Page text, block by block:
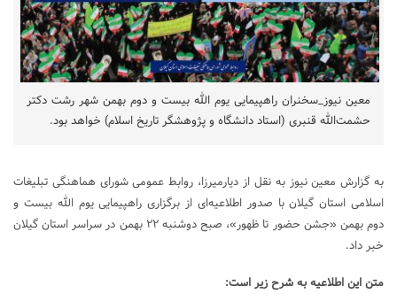
معین نیوز_سخنران راهپیمایی یوم الله بیست و دوم بهمن شهر رشت دکتر
حشمت‌الله قنبری (استاد دانشگاه و پژوهشگر تاریخ اسلام) خواهد بود.
به گزارش معین نیوز به نقل از دیارمیرزا، روابط عمومی شورای هماهنگی تبلیغات
اسلامی استان گیلان با صدور اطلاعیه‌ای از برگزاری راهپیمایی یوم الله بیست و
دوم بهمن «جشن حضور تا ظهور»، صبح دوشنبه ۲۲ بهمن در سراسر استان گیلان
خبر داد.
متن این اطلاعیه به شرح زیر است: